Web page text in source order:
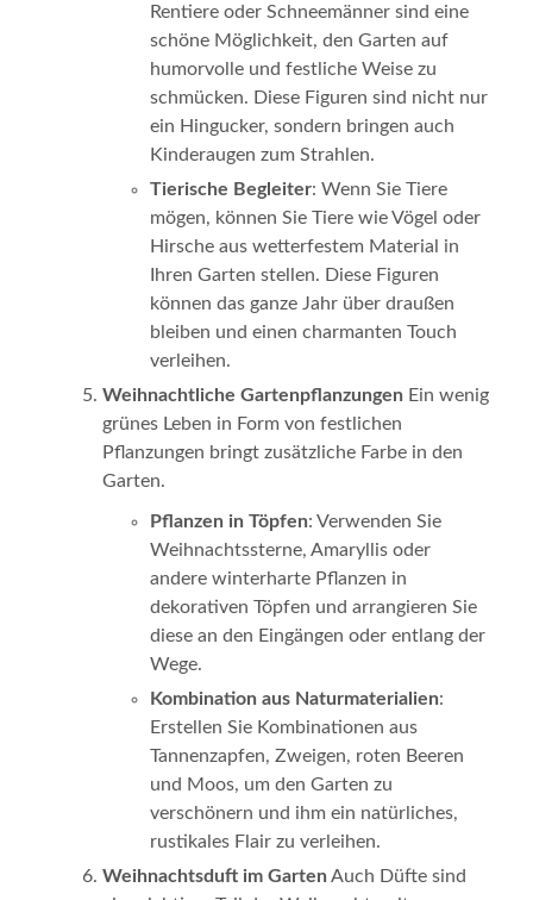
Rentiere oder Schneemänner sind eine
schöne Möglichkeit, den Garten auf
humorvolle und festliche Weise zu
schmücken. Diese Figuren sind nicht nur
ein Hingucker, sondern bringen auch
Kinderaugen zum Strahlen.
Tierische Begleiter: Wenn Sie Tiere
mögen, können Sie Tiere wie Vögel oder
Hirsche aus wetterfestem Material in
Ihren Garten stellen. Diese Figuren
können das ganze Jahr über draußen
bleiben und einen charmanten Touch
verleihen.
Weihnachtliche Gartenpflanzungen Ein wenig
grünes Leben in Form von festlichen
Pflanzungen bringt zusätzliche Farbe in den
Garten.
Pflanzen in Töpfen: Verwenden Sie
Weihnachtssterne, Amaryllis oder
andere winterharte Pflanzen in
dekorativen Töpfen und arrangieren Sie
diese an den Eingängen oder entlang der
Wege.
Kombination aus Naturmaterialien:
Erstellen Sie Kombinationen aus
Tannenzapfen, Zweigen, roten Beeren
und Moos, um den Garten zu
verschönern und ihm ein natürliches,
rustikales Flair zu verleihen.
Weihnachtsduft im Garten Auch Düfte sind